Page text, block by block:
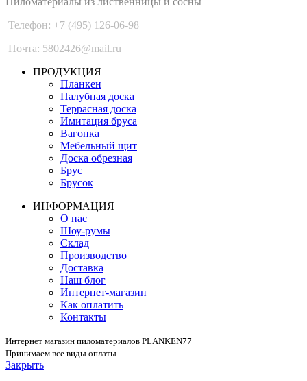
Телефон: +7 (495) 126-06-98
Почта: 5802426@mail.ru
ПРОДУКЦИЯ
Планкен
Палубная доска
Террасная доска
Имитация бруса
Вагонка
Мебельный щит
Доска обрезная
Брус
Брусок
ИНФОРМАЦИЯ
О нас
Шоу-румы
Склад
Производство
Доставка
Наш блог
Интернет-магазин
Как оплатить
Контакты
Интернет магазин пиломатериалов PLANKEN77
Принимаем все виды оплаты.
Закрыть